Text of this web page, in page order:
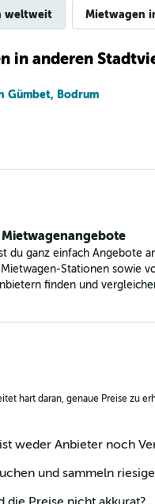
Shouqi
weltweit Mietwagen
in anderen
Gümbet, Bodrum
Mietwagenangebote
du ganz einfach Angebote
Stationen sowie
finden und
hart daran, genaue Preise zu
weder Anbieter noch
und sammeln